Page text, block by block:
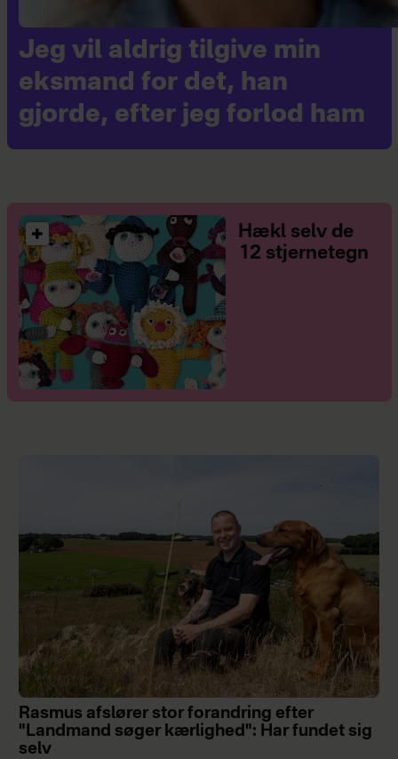
Jeg vil aldrig tilgive min
eksmand for det, han
gjorde, efter jeg forlod ham
Hækl selv de
12 stjernetegn
Rasmus afslører stor forandring efter
"Landmand søger kærlighed": Har fundet sig
selv